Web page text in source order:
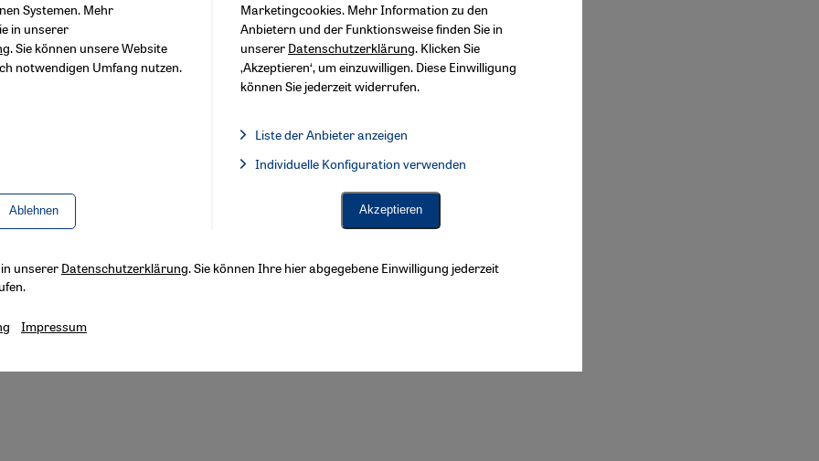
Systemen. Mehr
in unserer
. Sie können unsere Website
notwendigen Umfang nutzen.
Ablehnen
Marketingcookies. Mehr Information zu den
Anbietern und der Funktionsweise finden Sie in
unserer Datenschutzerklärung. Klicken Sie
‚Akzeptieren‘, um einzuwilligen. Diese Einwilligung
können Sie jederzeit widerrufen.
Liste der Anbieter anzeigen
Facebook Embed / Facebook Connect, Google Maps Embed, Google Tag Manager, Instagram Embed,
Google Maps Embed
Individuelle Konfiguration verwenden
Akzeptieren
in unserer Datenschutzerklärung. Sie können Ihre hier abgegebene Einwilligung jederzeit
Impressum